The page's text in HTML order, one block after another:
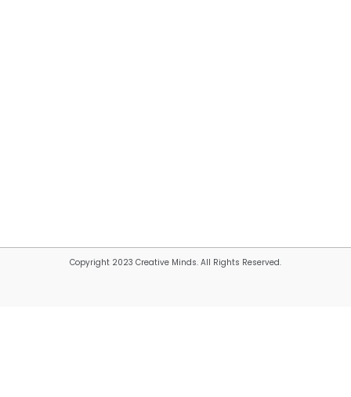
Copyright 2023 Creative Minds. All Rights Reserved.